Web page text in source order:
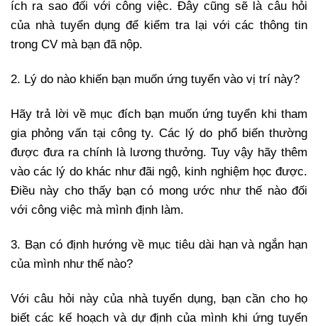
ích ra sao đối với công việc. Đây cũng sẽ là câu hỏi
của nhà tuyển dụng để kiểm tra lại với các thông tin
trong CV mà bạn đã nộp.
2. Lý do nào khiến bạn muốn ứng tuyển vào vị trí này?
Hãy trả lời về mục đích bạn muốn ứng tuyển khi tham
gia phỏng vấn tại công ty. Các lý do phổ biến thường
được đưa ra chính là lương thưởng. Tuy vậy hãy thêm
vào các lý do khác như đãi ngộ, kinh nghiệm học được.
Điều này cho thấy bạn có mong ước như thế nào đối
với công việc mà mình định làm.
3. Bạn có định hướng về mục tiêu dài hạn và ngắn hạn
của mình như thế nào?
Với câu hỏi này của nhà tuyển dụng, bạn cần cho họ
biết các kế hoạch và dự định của mình khi ứng tuyển